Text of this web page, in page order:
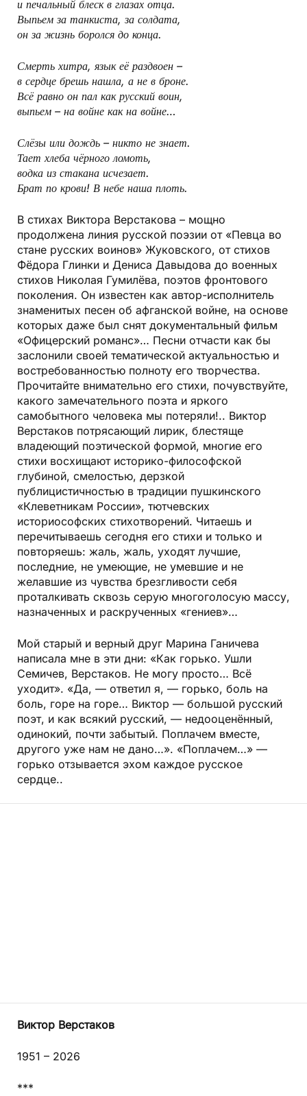
и печальный блеск в глазах отца.
Выпьем за танкиста, за солдата,
он за жизнь боролся до конца.
Смерть хитра, язык её раздвоен –
в сердце брешь нашла, а не в броне.
Всё равно он пал как русский воин,
выпьем – на войне как на войне…
Слёзы или дождь – никто не знает.
Тает хлеба чёрного ломоть,
водка из стакана исчезает.
Брат по крови! В небе наша плоть.
В стихах Виктора Верстакова – мощно
продолжена линия русской поэзии от «Певца во
стане русских воинов» Жуковского, от стихов
Фёдора Глинки и Дениса Давыдова до военных
стихов Николая Гумилёва, поэтов фронтового
поколения. Он известен как автор-исполнитель
знаменитых песен об афганской войне, на основе
которых даже был снят документальный фильм
«Офицерский романс»… Песни отчасти как бы
заслонили своей тематической актуальностью и
востребованностью полноту его творчества.
Прочитайте внимательно его стихи, почувствуйте,
какого замечательного поэта и яркого
самобытного человека мы потеряли!.. Виктор
Верстаков потрясающий лирик, блестяще
владеющий поэтической формой, многие его
стихи восхищают историко-философской
глубиной, смелостью, дерзкой
публицистичностью в традиции пушкинского
«Клеветникам России», тютчевских
историософских стихотворений. Читаешь и
перечитываешь сегодня его стихи и только и
повторяешь: жаль, жаль, уходят лучшие,
последние, не умеющие, не умевшие и не
желавшие из чувства брезгливости себя
проталкивать сквозь серую многоголосую массу,
назначенных и раскрученных «гениев»…
Мой старый и верный друг Марина Ганичева
написала мне в эти дни: «Как горько. Ушли
Семичев, Верстаков. Не могу просто… Всё
уходит». «Да, — ответил я, — горько, боль на
боль, горе на горе… Виктор — большой русский
поэт, и как всякий русский, — недооценённый,
одинокий, почти забытый. Поплачем вместе,
другого уже нам не дано…». «Поплачем…» —
горько отзывается эхом каждое русское
сердце..
Виктор Верстаков
1951 – 2026
***